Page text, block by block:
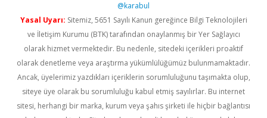
@karabul
Yasal Uyarı: Sitemiz, 5651 Sayılı Kanun gereğince Bilgi Teknolojileri
ve İletişim Kurumu (BTK) tarafından onaylanmış bir Yer Sağlayıcı
olarak hizmet vermektedir. Bu nedenle, sitedeki içerikleri proaktif
olarak denetleme veya araştırma yükümlülüğümüz bulunmamaktadır.
Ancak, üyelerimiz yazdıkları içeriklerin sorumluluğunu taşımakta olup,
siteye üye olarak bu sorumluluğu kabul etmiş sayılırlar. Bu internet
sitesi, herhangi bir marka, kurum veya şahıs şirketi ile hiçbir bağlantısı